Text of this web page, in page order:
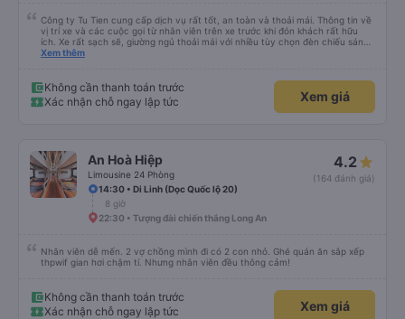
Công ty Tu Tien cung cấp dịch vụ rất tốt, an toàn và thoải mái. Thông tin về
vị trí xe và các cuộc gọi từ nhân viên trên xe trước khi đón khách rất hữu
ích. Xe rất sạch sẽ, giường ngủ thoải mái với nhiều tùy chọn đèn chiếu sáng
và cổng USB được đặt ở vị trí thuận tiện. Nhân viên rất lịch sự và xe đến
Xem thêm
Không cần thanh toán trước
Xác nhận chỗ ngay lập tức
Xem giá
An Hoà Hiệp
Limousine 24 Phòng
4.2
(164 đánh giá)
14:30 • Di Linh (Dọc Quốc lộ 20)
8 giờ
22:30 • Tượng đài chiến thắng Long An
Nhân viên dễ mến. 2 vợ chồng mình đi có 2 con nhỏ. Ghé quán ăn sắp xếp
thpwif gian hơi chậm tí. Nhưng nhân viên đều thông cảm!
Không cần thanh toán trước
Xác nhận chỗ ngay lập tức
Xem giá